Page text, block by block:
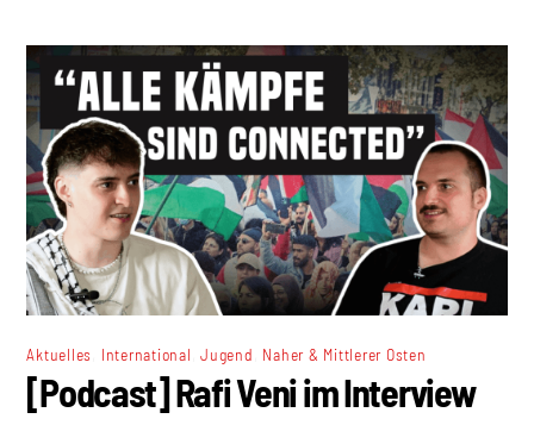
Aktuelles International ,Jugend Naher & Mittlerer Osten
[Podcast] Rafi Veni im Interview